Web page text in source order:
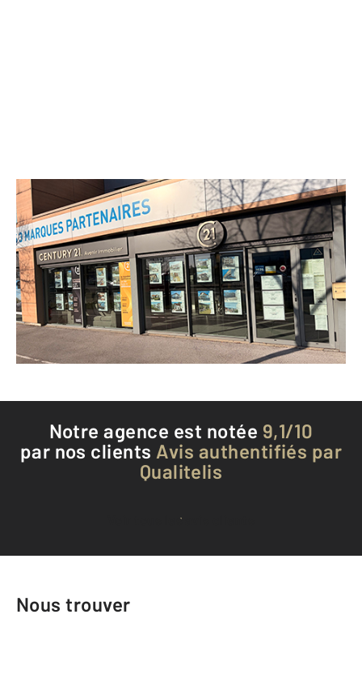
CENTURY 21 Avenir Immobilier
11 rue Arthur Bourdin Les Epinettes
PONTARLIER - 25300
Envoyer un message
Téléphoner à l'agence
Notre agence est notée 9,1/10
par nos clients Avis authentifiés par
Qualitelis
Voir tous les avis clients
Nous trouver